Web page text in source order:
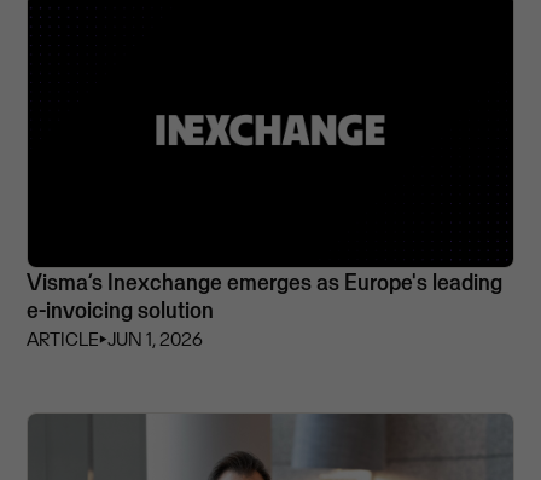
Visma’s Inexchange emerges as Europe's leading
e-invoicing solution
ARTICLE⏵JUN 1, 2026